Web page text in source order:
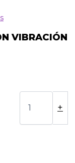
VIBRACIÓN
+